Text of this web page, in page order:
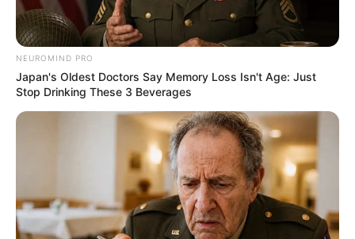
NEUROMIND PRO
Japan's Oldest Doctors Say Memory Loss Isn't Age: Just
Stop Drinking These 3 Beverages